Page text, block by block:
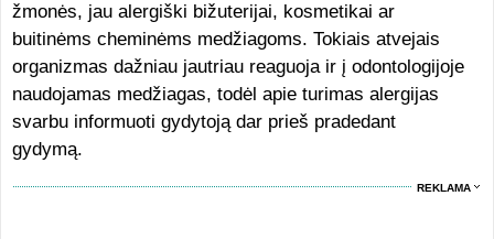
žmonės, jau alergiški bižuterijai, kosmetikai ar
buitinėms cheminėms medžiagoms. Tokiais atvejais
organizmas dažniau jautriau reaguoja ir į odontologijoje
naudojamas medžiagas, todėl apie turimas alergijas
svarbu informuoti gydytoją dar prieš pradedant
gydymą.
REKLAMA